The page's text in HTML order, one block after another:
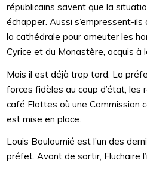
républicains savent que la
échapper. Aussi s’empressent-
la cathédrale pour ameuter les
Cyrice et du Monastère, acquis à
Mais il est déjà trop tard. La
forces fidèles au coup d’état, les
café Flottes où une Commission
est mise en place.
Louis Bouloumié est l’un des
préfet. Avant de sortir, Fluchaire